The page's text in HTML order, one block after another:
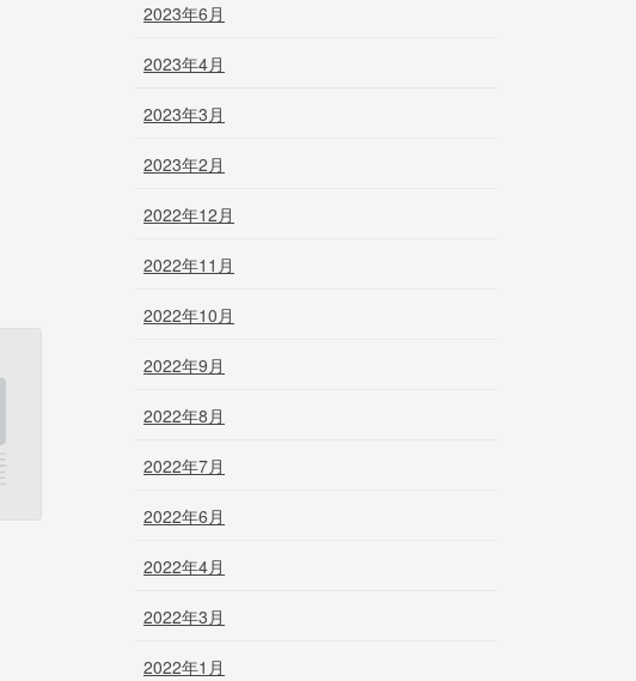
2023年6月
2023年4月
2023年3月
2023年2月
2022年12月
2022年11月
2022年10月
2022年9月
2022年8月
2022年7月
2022年6月
2022年4月
2022年3月
2022年1月